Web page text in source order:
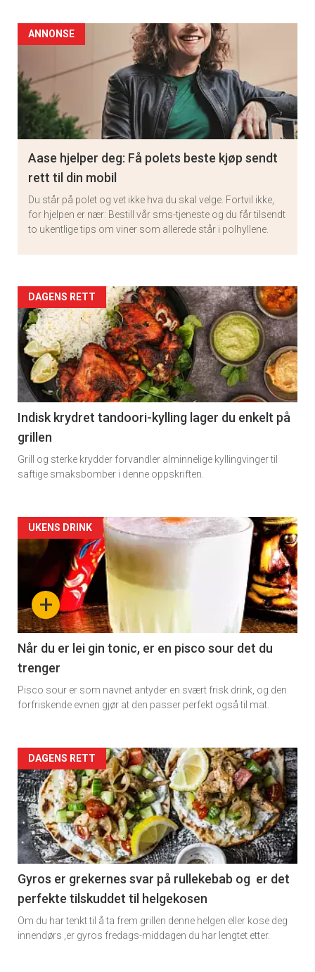
×
Få ukentlige nyhetsbrev fra
Apéritif
Vi tilbyr flere ukentlige nyhetsbrev. Du
kan fritt velge hvilke du ønsker å få
Registrer deg
ANNONSE
Aase hjelper deg: Få polets beste kjøp sendt
rett til din mobil
Du står på polet og vet ikke hva du skal velge. Fortvil ikke,
for hjelpen er nær: Bestill vår sms-tjeneste og du får tilsendt
to ukentlige tips om viner som allerede står i polhyllene.
Artikler
detail
-
section
11
DAGENS RETT
Indisk krydret tandoori-kylling lager du enkelt på
grillen
Grill og sterke krydder forvandler alminnelige kyllingvinger til
saftige smaksbomber i denne oppskriften.
Artikler
detail
section
11
Dagens
rett
+
UKENS DRINK
Når du er lei gin tonic, er en pisco sour det du
trenger
Pisco sour er som navnet antyder en svært frisk drink, og den
forfriskende evnen gjør at den passer perfekt også til mat.
Artikler
detail
-
section
11
Dagens
rett
DAGENS RETT
Gyros er grekernes svar på rullekebab og er det
perfekte tilskuddet til helgekosen
Om du har tenkt til å ta frem grillen denne helgen eller kose deg
innendørs ,er gyros fredags-middagen du har lengtet etter.